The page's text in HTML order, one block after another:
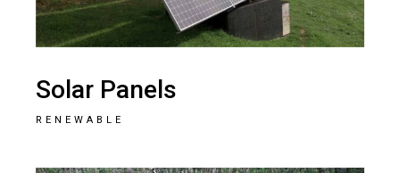
Solar Panels
RENEWABLE